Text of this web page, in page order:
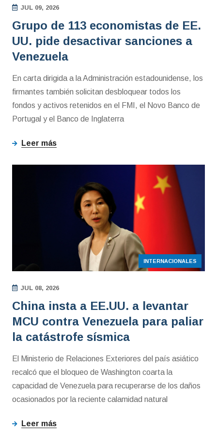
JUL 09, 2026
Grupo de 113 economistas de EE.
UU. pide desactivar sanciones a
Venezuela
En carta dirigida a la Administración estadounidense, los
firmantes también solicitan desbloquear todos los
fondos y activos retenidos en el FMI, el Novo Banco de
Portugal y el Banco de Inglaterra
Leer más
INTERNACIONALES
JUL 08, 2026
China insta a EE.UU. a levantar
MCU contra Venezuela para paliar
la catástrofe sísmica
El Ministerio de Relaciones Exteriores del país asiático
recalcó que el bloqueo de Washington coarta la
capacidad de Venezuela para recuperarse de los daños
ocasionados por la reciente calamidad natural
Leer más